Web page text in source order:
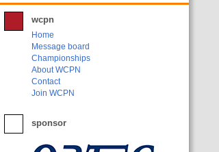
wcpn
Home
Message board
Championships
About WCPN
Contact
Join WCPN
sponsor